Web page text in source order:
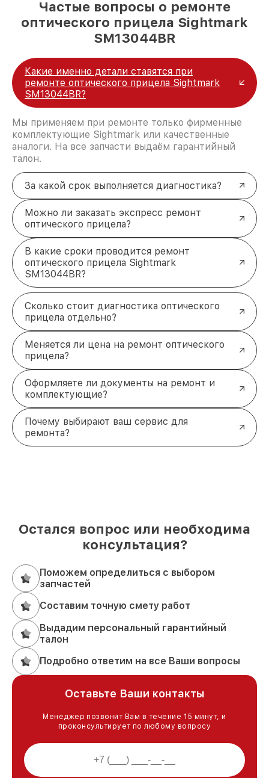
Частые вопросы о ремонте
оптического прицела Sightmark
SM13044BR
Какие именно детали ставятся при
ремонте оптического прицела Sightmark
SM13044BR?
Мы применяем при ремонте только фирменные
комплектующие Sightmark или качественные
аналоги. На все запчасти выдаём гарантийный
талон.
За какой срок выполняется диагностика?
Можно ли заказать экспресс ремонт
оптического прицела?
В какие сроки проводится ремонт
оптического прицела Sightmark
SM13044BR?
Сколько стоит диагностика оптического
прицела отдельно?
Меняется ли цена на ремонт оптического
прицела?
Оформляете ли документы на ремонт и
комплектующие?
Почему выбирают ваш сервис для
ремонта?
Остался вопрос или необходима
консультация?
Поможем определиться с выбором
запчастей
Составим точную смету работ
Выдадим персональный гарантийный
талон
Подробно ответим на все Ваши вопросы
Оставьте Ваши контакты
Менеджер позвонит Вам в течение 15 минут, и
проконсультирует по любому вопросу